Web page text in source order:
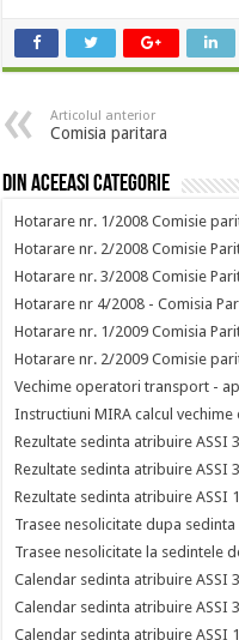
Articolul anterior
Comisia paritara
Din aceeasi categorie
Hotarare nr. 1/2008 Comisie
Hotarare nr. 2/2008 Comisie
Hotarare nr. 3/2008 Comisie
Hotarare nr 4/2008 - Comisia
Hotarare nr. 1/2009 Comisia
Hotarare nr. 2/2009 Comisie
Vechime operatori transport -
Instructiuni MIRA calcul
Rezultate sedinta atribuire ASSI
Rezultate sedinta atribuire ASSI
Rezultate sedinta atribuire ASSI
Trasee nesolicitate dupa
Trasee nesolicitate la sedintele
Calendar sedinta atribuire ASSI
Calendar sedinta atribuire ASSI
Calendar sedinta atribuire ASSI